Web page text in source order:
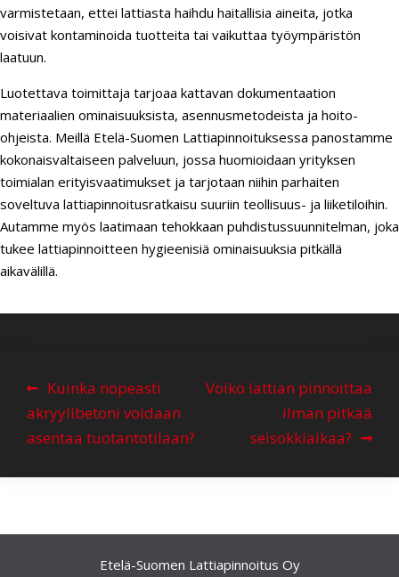
varmistetaan, ettei lattiasta haihdu haitallisia aineita, jotka
voisivat kontaminoida tuotteita tai vaikuttaa työympäristön
laatuun.
Luotettava toimittaja tarjoaa kattavan dokumentaation
materiaalien ominaisuuksista, asennusmetodeista ja hoito-
ohjeista. Meillä Etelä-Suomen Lattiapinnoituksessa panostamme
kokonaisvaltaiseen palveluun, jossa huomioidaan yrityksen
toimialan erityisvaatimukset ja tarjotaan niihin parhaiten
soveltuva lattiapinnoitusratkaisu suuriin teollisuus- ja liiketiloihin.
Autamme myös laatimaan tehokkaan puhdistussuunnitelman, joka
tukee lattiapinnoitteen hygieenisiä ominaisuuksia pitkällä
aikavälillä.
A
r
t
e
Kuinka nopeasti
akryylibetoni voidaan
asentaa tuotantotilaan?
Voiko lattian pinnoittaa
ilman pitkää
seisokkiaikaa?
Etelä-Suomen Lattiapinnoitus Oy